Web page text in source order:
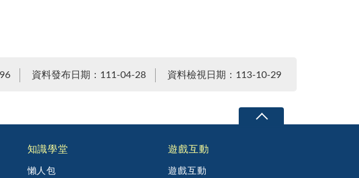
資料發布日期：111-04-28 資料檢視日期：113-10-29
知識學堂
懶人包
遊戲互動
遊戲互動